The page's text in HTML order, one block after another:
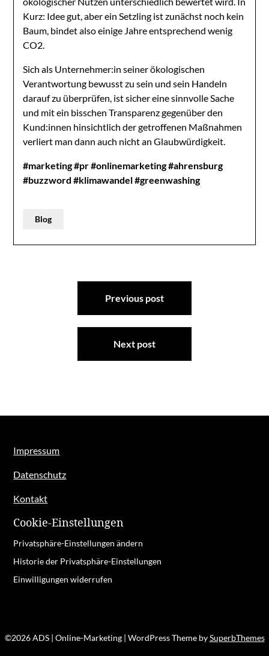
Kurz: Idee gut, aber ein Setzling ist zunächst noch kein
Baum, bindet also einige Jahre entsprechend wenig
CO2.
Sich als Unternehmer:in seiner ökologischen
Verantwortung bewusst zu sein und sein Handeln
darauf zu überprüfen, ist sicher eine sinnvolle Sache
und mit ein bisschen Transparenz gegenüber den
Kund:innen hinsichtlich der getroffenen Maßnahmen
verliert man dann auch nicht an Glaubwürdigkeit.
#marketing#pr#onlinemarketing#ahrensburg
#buzzword #klimawandel#greenwashing
Blog
Beitragsnavigation
Previous post
Next post
Impressum
Datenschutz
Kontakt
Cookie-Einstellungen
Privatsphäre-Einstellungen ändern
Historie der Privatsphäre-Einstellungen
Einwilligungen widerrufen
©2026 ADS | Online-Marketing | WordPress Theme bySuperbThemes